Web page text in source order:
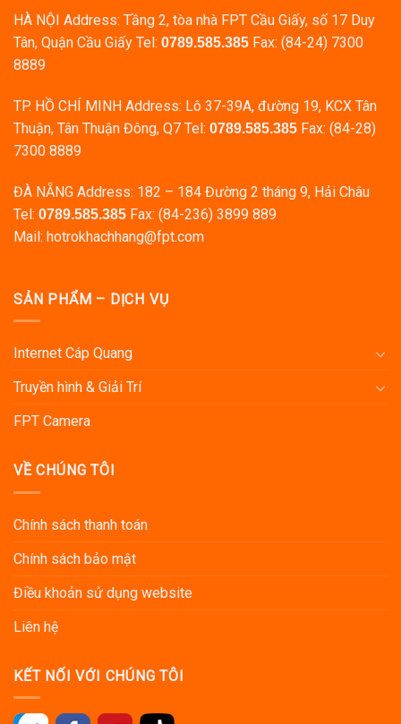
HÀ NỘI Address: Tầng 2, tòa nhà FPT Cầu Giấy, số 17 Duy
Tân, Quận Cầu Giấy Tel: 0789.585.385 Fax: (84-24) 7300
8889
TP. HỒ CHÍ MINH Address: Lô 37-39A, đường 19, KCX Tân
Thuận, Tân Thuận Đông, Q7 Tel: 0789.585.385 Fax: (84-28)
7300 8889
ĐÀ NẴNG Address: 182 – 184 Đường 2 tháng 9, Hải Châu
Tel: 0789.585.385 Fax: (84-236) 3899 889
Mail: hotrokhachhang@fpt.com
SẢN PHẨM – DỊCH VỤ
Internet Cáp Quang
Truyền hình & Giải Trí
FPT Camera
VỀ CHÚNG TÔI
Chính sách thanh toán
Chính sách bảo mật
Điều khoản sử dụng website
Liên hệ
KẾT NỐI VỚI CHÚNG TÔI